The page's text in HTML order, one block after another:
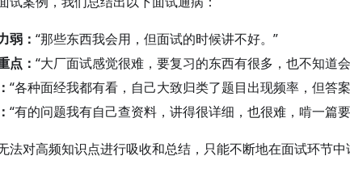
弱： “那些东西我会用，但面试的时候讲不好。”
点： “大厂面试感觉很难，要复习的东西有很多，也不知道
“各种面经我都有看，自己大致归类了题目出现频率，但答
“有的问题我有自己查资料，讲得很详细，也很难，啃一篇
法对高频知识点进行吸收和总结，只能不断地在面试环节